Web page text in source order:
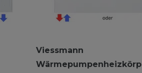
Viessmann